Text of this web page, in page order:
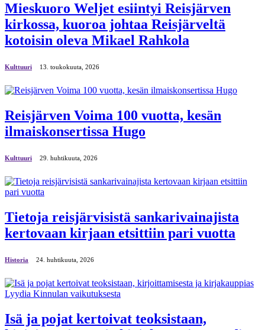
Mieskuoro Weljet esiintyi Reisjärven
kirkossa, kuoroa johtaa Reisjärveltä
kotoisin oleva Mikael Rahkola
Kulttuuri 13. toukokuuta, 2026
Reisjärven Voima 100 vuotta, kesän
ilmaiskonsertissa Hugo
Kulttuuri 29. huhtikuuta, 2026
Tietoja reisjärvisistä sankarivainajista
kertovaan kirjaan etsittiin pari vuotta
Historia 24. huhtikuuta, 2026
Isä ja pojat kertoivat teoksistaan,